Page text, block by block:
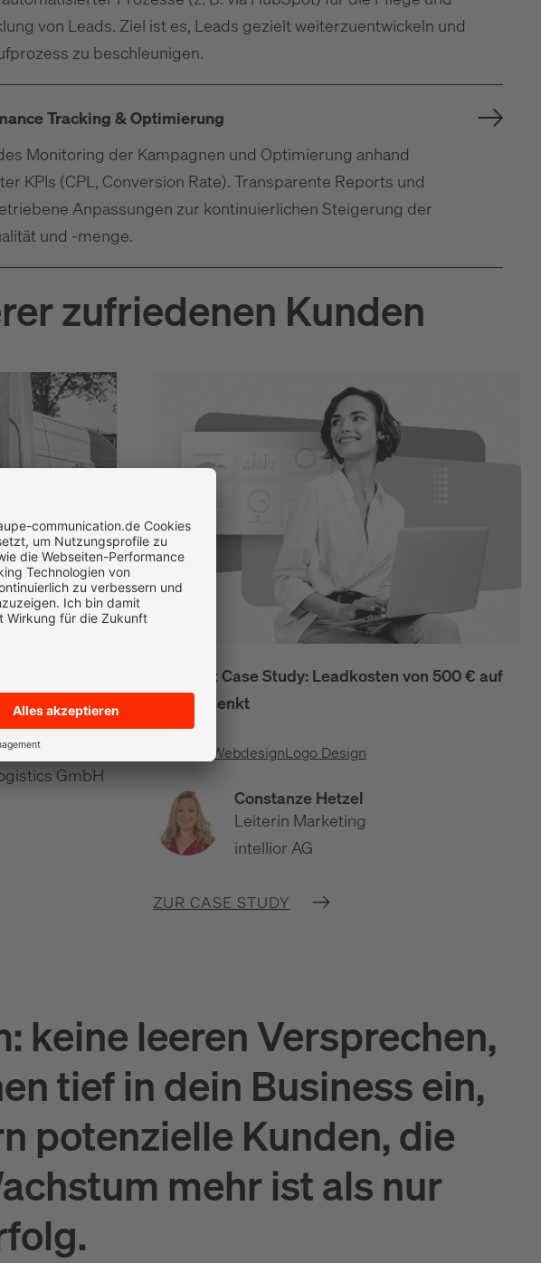
von Leads. Ziel ist es, Leads gezielt weiterzuentwickeln und
zu beschleunigen.
Tracking & Optimierung
Monitoring der Kampagnen und Optimierung anhand
KPIs (CPL, Conversion Rate). Transparente Reports und
Anpassungen zur kontinuierlichen Steigerung der
und -menge.
zufriedenen Kunden
GmbH
intellior x Case Study: Leadkosten von 500 € auf
30 € gesenkt
WebdesignLogo Design
Constanze Hetzel
Leiterin Marketing
intellior AG
ZUR CASE STUDY
keine leeren Versprechen,
tief in dein Business ein,
potenzielle Kunden, die
mehr ist als nur